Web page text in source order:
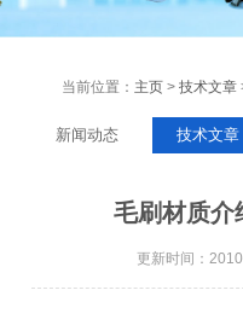
当前位置： 主页 >技术文章
新闻动态 技术文章
毛刷材质介
更新时间：